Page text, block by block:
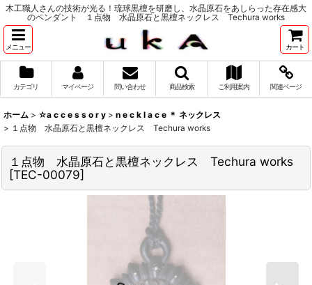
木工職人さんの技術が光る！琉球黒檀を研磨し、水晶原石をあしらった存在感大
のペンダント １点物 水晶原石と黒檀ネックレス Techura works
メニュー カート
カテゴリ マイページ 問い合わせ 商品検索 ご利用案内 関連ページ
ホーム > ☆a c c e s s o r y > n e c k l a c e ＊ ネックレス
> １点物 水晶原石と黒檀ネックレス Techura works
１点物 水晶原石と黒檀ネックレス Techura works
[TEC-00079]